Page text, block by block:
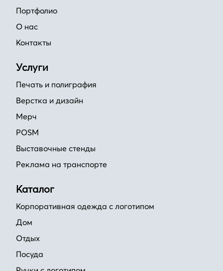
Портфолио
О нас
Контакты
Услуги
Печать и полиграфия
Верстка и дизайн
Мерч
POSM
Выставочные стенды
Реклама на транспорте
Каталог
Корпоративная одежда с логотипом
Дом
Отдых
Посуда